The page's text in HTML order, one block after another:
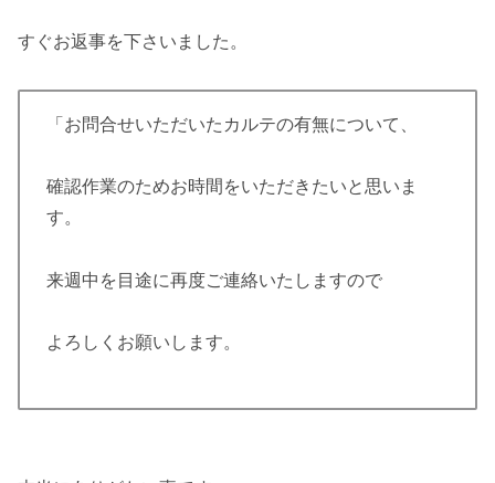
すぐお返事を下さいました。
「お問合せいただいたカルテの有無について、
確認作業のためお時間をいただきたいと思いま
す。
来週中を目途に再度ご連絡いたしますので
よろしくお願いします。